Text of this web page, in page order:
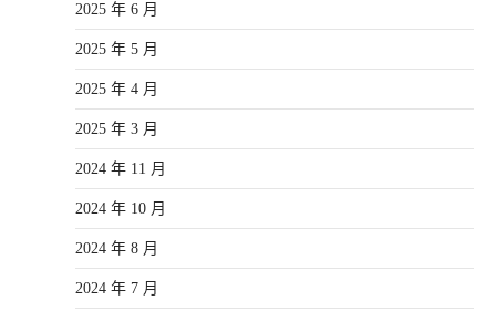
2025 年 6 月
2025 年 5 月
2025 年 4 月
2025 年 3 月
2024 年 11 月
2024 年 10 月
2024 年 8 月
2024 年 7 月